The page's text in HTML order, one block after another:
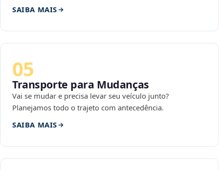
SAIBA MAIS
05
Transporte para Mudanças
Vai se mudar e precisa levar seu veículo junto?
Planejamos todo o trajeto com antecedência.
SAIBA MAIS